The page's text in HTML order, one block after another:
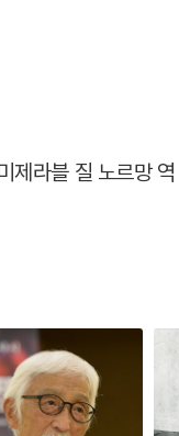
어령 작, 허규 연출)
(오영진 작, 나영세
제라블 질 노르망